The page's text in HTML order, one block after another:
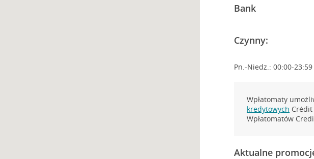
Bank
Czynny:
Pn.-Niedz.: 00:00-23:59
Wpłatomaty
kredytowych
Wpłatomatów
Aktualne